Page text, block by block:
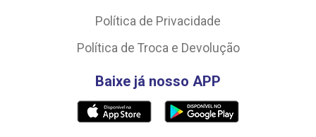
Política de Privacidade
Política de Troca e Devolução
Baixe já nosso APP